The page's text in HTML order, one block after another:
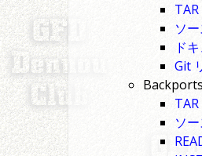
ソ
ド
Git
ソ